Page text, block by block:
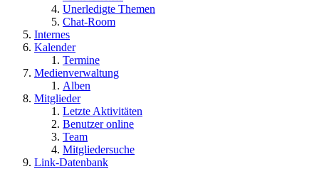
Unerledigte Themen
Chat-Room
Internes
Kalender
Termine
Medienverwaltung
Alben
Mitglieder
Letzte Aktivitäten
Benutzer online
Team
Mitgliedersuche
Link-Datenbank